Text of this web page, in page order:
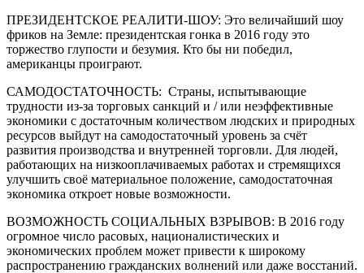
ПРЕЗИДЕНТСКОЕ РЕАЛИТИ-ШОУ: Это величайший шоу
фриков на Земле: президентская гонка в 2016 году это
торжество глупости и безумия. Кто бы ни победил,
американцы проиграют.
САМОДОСТАТОЧНОСТЬ: Страны, испытывающие
трудности из-за торговых санкций и / или неэффективные
экономики с достаточным количеством людских и природных
ресурсов выйдут на самодостаточный уровень за счёт
развития производства и внутренней торговли. Для людей,
работающих на низкооплачиваемых работах и стремящихся
улучшить своё материальное положение, самодостаточная
экономика откроет новые возможности.
ВОЗМОЖНОСТЬ СОЦИАЛЬНЫХ ВЗРЫВОВ: В 2016 году
огромное число расовых, националистических и
экономических проблем может привести к широкому
распространению гражданских волнений или даже восстаний.